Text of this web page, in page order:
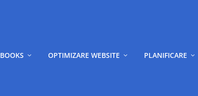
OPTIMIZARE WEBSITE PLANIFICARE